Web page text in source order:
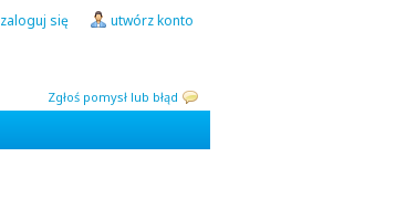
Zgłoś pomysł lub błąd
zaloguj się utwórz konto